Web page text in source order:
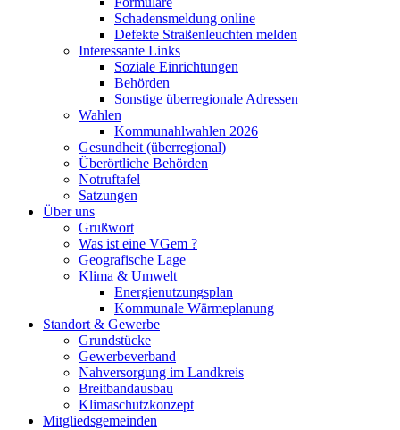
Schadensmeldung online
Defekte Straßenleuchten melden
Interessante Links
Soziale Einrichtungen
Behörden
Sonstige überregionale Adressen
Wahlen
Kommunahlwahlen 2026
Gesundheit (überregional)
Überörtliche Behörden
Notruftafel
Satzungen
Über uns
Grußwort
Was ist eine VGem ?
Geografische Lage
Klima & Umwelt
Energienutzungsplan
Kommunale Wärmeplanung
Standort & Gewerbe
Grundstücke
Gewerbeverband
Nahversorgung im Landkreis
Breitbandausbau
Klimaschutzkonzept
Mitgliedsgemeinden